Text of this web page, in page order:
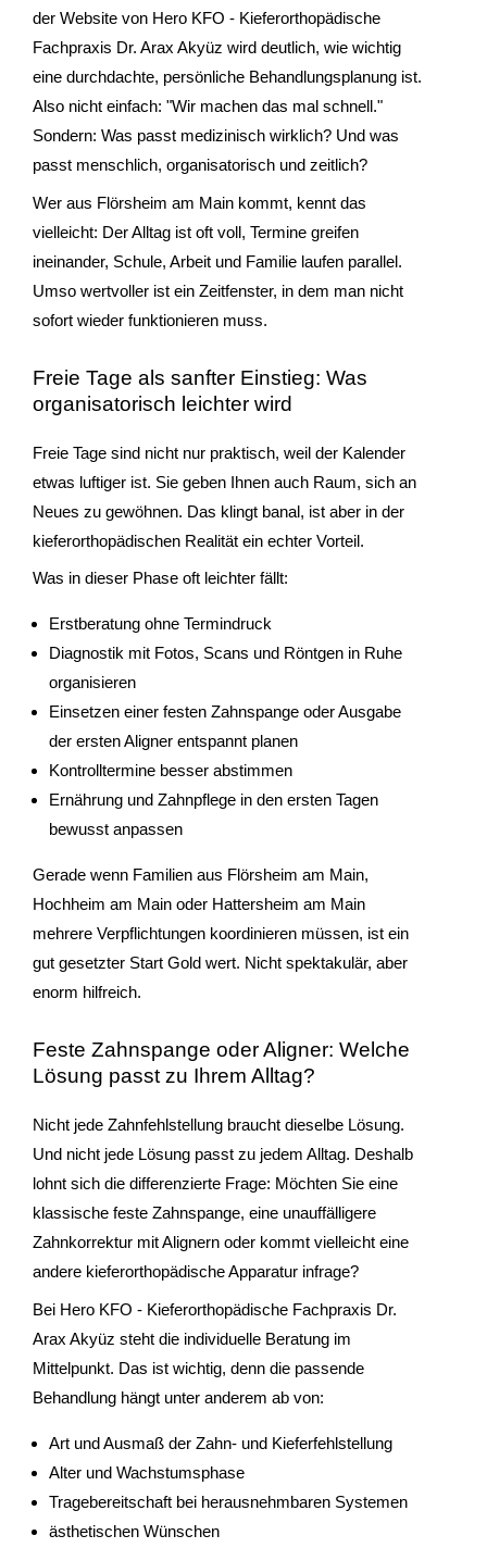
der Website von Hero KFO - Kieferorthopädische
Fachpraxis Dr. Arax Akyüz wird deutlich, wie wichtig
eine durchdachte, persönliche Behandlungsplanung ist.
Also nicht einfach: "Wir machen das mal schnell."
Sondern: Was passt medizinisch wirklich? Und was
passt menschlich, organisatorisch und zeitlich?
Wer aus Flörsheim am Main kommt, kennt das
vielleicht: Der Alltag ist oft voll, Termine greifen
ineinander, Schule, Arbeit und Familie laufen parallel.
Umso wertvoller ist ein Zeitfenster, in dem man nicht
sofort wieder funktionieren muss.
Freie Tage als sanfter Einstieg: Was
organisatorisch leichter wird
Freie Tage sind nicht nur praktisch, weil der Kalender
etwas luftiger ist. Sie geben Ihnen auch Raum, sich an
Neues zu gewöhnen. Das klingt banal, ist aber in der
kieferorthopädischen Realität ein echter Vorteil.
Was in dieser Phase oft leichter fällt:
Erstberatung ohne Termindruck
Diagnostik mit Fotos, Scans und Röntgen in Ruhe
organisieren
Einsetzen einer festen Zahnspange oder Ausgabe
der ersten Aligner entspannt planen
Kontrolltermine besser abstimmen
Ernährung und Zahnpflege in den ersten Tagen
bewusst anpassen
Gerade wenn Familien aus Flörsheim am Main,
Hochheim am Main oder Hattersheim am Main
mehrere Verpflichtungen koordinieren müssen, ist ein
gut gesetzter Start Gold wert. Nicht spektakulär, aber
enorm hilfreich.
Feste Zahnspange oder Aligner: Welche
Lösung passt zu Ihrem Alltag?
Nicht jede Zahnfehlstellung braucht dieselbe Lösung.
Und nicht jede Lösung passt zu jedem Alltag. Deshalb
lohnt sich die differenzierte Frage: Möchten Sie eine
klassische feste Zahnspange, eine unauffälligere
Zahnkorrektur mit Alignern oder kommt vielleicht eine
andere kieferorthopädische Apparatur infrage?
Bei Hero KFO - Kieferorthopädische Fachpraxis Dr.
Arax Akyüz steht die individuelle Beratung im
Mittelpunkt. Das ist wichtig, denn die passende
Behandlung hängt unter anderem ab von:
Art und Ausmaß der Zahn- und Kieferfehlstellung
Alter und Wachstumsphase
Tragebereitschaft bei herausnehmbaren Systemen
ästhetischen Wünschen